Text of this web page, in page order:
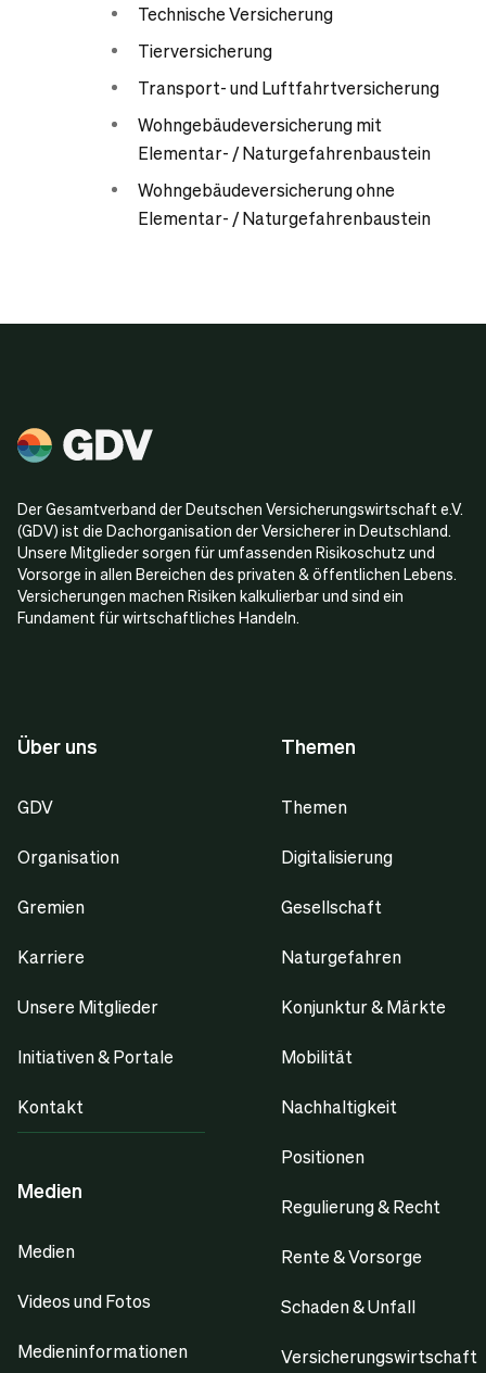
Technische Versicherung
Tierversicherung
Transport- und Luftfahrtversicherung
Wohngebäudeversicherung mit
Elementar- / Naturgefahrenbaustein
Wohngebäudeversicherung ohne
Elementar- / Naturgefahrenbaustein
Der Gesamtverband der Deutschen Versicherungswirtschaft e.V.
(GDV) ist die Dachorganisation der Versicherer in Deutschland.
Unsere Mitglieder sorgen für umfassenden Risikoschutz und
Vorsorge in allen Bereichen des privaten & öffentlichen Lebens.
Versicherungen machen Risiken kalkulierbar und sind ein
Fundament für wirtschaftliches Handeln.
Über uns
GDV
Organisation
Gremien
Karriere
Unsere Mitglieder
Initiativen & Portale
Kontakt
Medien
Medien
Videos und Fotos
Medieninformationen
Themen
Themen
Digitalisierung
Gesellschaft
Naturgefahren
Konjunktur & Märkte
Mobilität
Nachhaltigkeit
Positionen
Regulierung & Recht
Rente & Vorsorge
Schaden & Unfall
Versicherungswirtschaft